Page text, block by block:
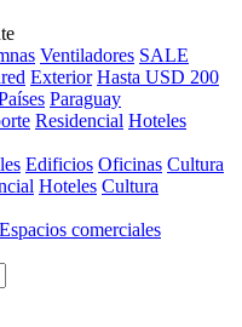
Ventiladores SALE
Exterior Hasta USD 200
Paraguay
Residencial Hoteles
Edificios Oficinas Cultura
Hoteles Cultura
Espacios comerciales